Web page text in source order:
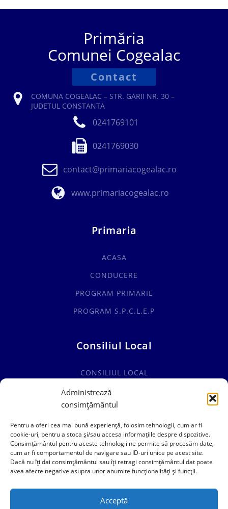
Administrează
consimțământul
Pentru a oferi cea mai bună experiență, folosim tehnologii, cum ar fi
cookie-uri, pentru a stoca și/sau accesa informațiile despre dispozitive.
Consimțământul pentru aceste tehnologii ne permite să procesăm date,
cum ar fi comportamentul de navigare sau ID-uri unice pe acest site.
Dacă nu îți dai consimțământul sau îți retragi consimțământul dat poate
avea afecte negative asupra unor anumite funcționalități și funcții.
Acceptă
Primăria
Comunei Cogealac
Contact
COMUNA COGEALAC – STR. GARII NR. 30 –
JUDETUL CONSTANTA
0241769101
0241769030
contact@primariacogealac.ro
www.primariacogealac.ro
Primaria
ACASA
CONDUCERE
PROGRAM PRIMARIE
PROGRAM S.P.C.L.E.P
Consiliul Local
CONSILIUL LOCAL
COMISII SPECIALITATE
HOTĂRÂRI CONSILIUL LOCAL
0241769101